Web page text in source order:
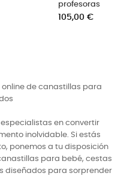
plata
Precio
72,00 €
online de canastillas para
en convertir
inolvidable. Si estás
ponemos a tu disposición
para bebé, cestas
diseñados para sorprender